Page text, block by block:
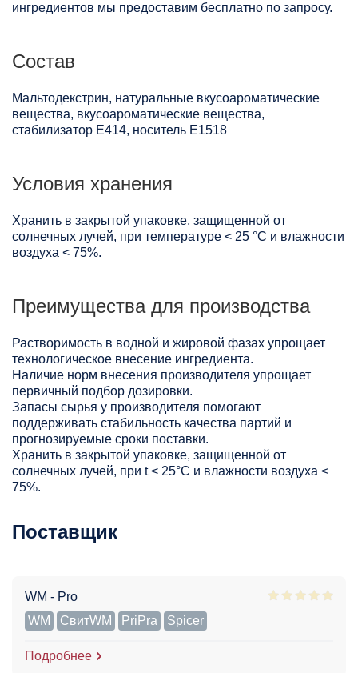
ингредиентов мы предоставим бесплатно по запросу.
Состав
Мальтодекстрин, натуральные вкусоароматические
вещества, вкусоароматические вещества,
стабилизатор Е414, носитель Е1518
Условия хранения
Хранить в закрытой упаковке, защищенной от
солнечных лучей, при температуре < 25 °C и влажности
воздуха < 75%.
Преимущества для производства
Растворимость в водной и жировой фазах упрощает
технологическое внесение ингредиента.
Наличие норм внесения производителя упрощает
первичный подбор дозировки.
Запасы сырья у производителя помогают
поддерживать стабильность качества партий и
прогнозируемые сроки поставки.
Хранить в закрытой упаковке, защищенной от
солнечных лучей, при t < 25°С и влажности воздуха <
75%.
Поставщик
WM - Pro
WM
СвитWM PriPra Spicer
Подробнее